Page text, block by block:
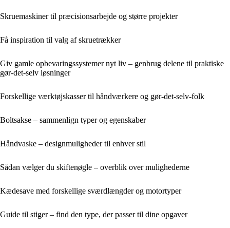
Skruemaskiner til præcisionsarbejde og større projekter
Få inspiration til valg af skruetrækker
Giv gamle opbevaringssystemer nyt liv – genbrug delene til praktiske
gør-det-selv løsninger
Forskellige værktøjskasser til håndværkere og gør-det-selv-folk
Boltsakse – sammenlign typer og egenskaber
Håndvaske – designmuligheder til enhver stil
Sådan vælger du skiftenøgle – overblik over mulighederne
Kædesave med forskellige sværdlængder og motortyper
Guide til stiger – find den type, der passer til dine opgaver